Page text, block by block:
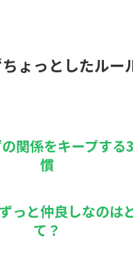
ょっとしたルー
関係をキープする
慣
っと仲良しなのは
て？